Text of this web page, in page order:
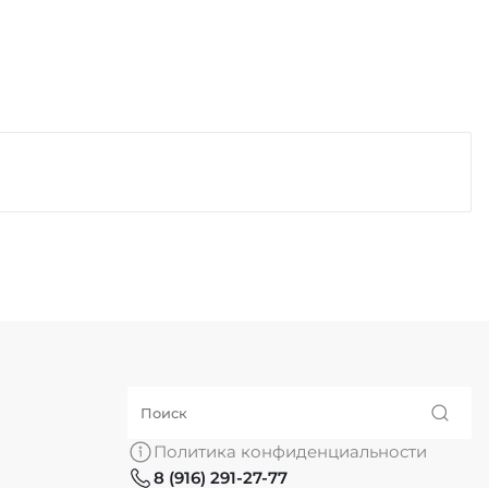
Политика конфиденциальности
8 (916) 291-27-77